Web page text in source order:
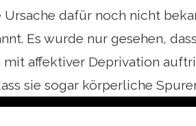
dafür noch nicht
Es wurde nur gesehen,
affektiver Deprivation
sie sogar körperliche